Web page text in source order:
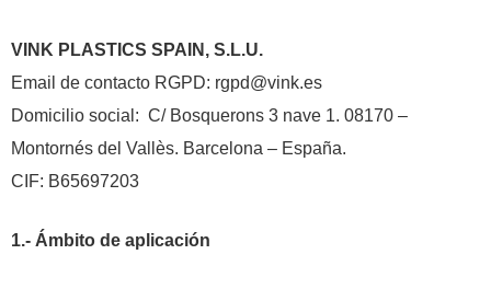
VINK PLASTICS SPAIN, S.L.U.
Email de contacto RGPD: rgpd@vink.es
Domicilio social: C/ Bosquerons 3 nave 1. 08170 –
Montornés del Vallès. Barcelona – España.
CIF: B65697203
1.- Ámbito de aplicación